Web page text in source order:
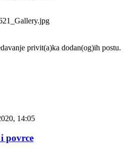
privit(a)ka dodan(og)ih postu.
14:05
povrce